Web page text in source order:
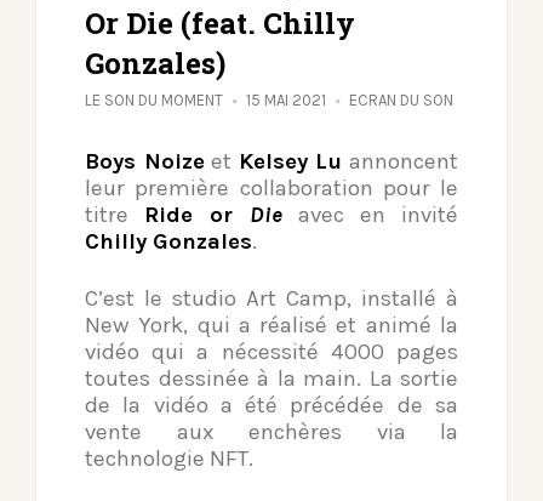
Or Die (feat. Chilly
Gonzales)
LE SON DU MOMENT 15 MAI 2021 ECRAN DU SON
Boys Noizeet Kelsey Lu annoncent
leur première collaboration pour le
titre Ride or Die avec en invité
Chilly Gonzales.
C’est le studio Art Camp, installé à
New York, qui a réalisé et animé la
vidéo qui a nécessité 4000 pages
toutes dessinée à la main. La sortie
de la vidéo a été précédée de sa
vente aux enchères via la
technologie NFT.